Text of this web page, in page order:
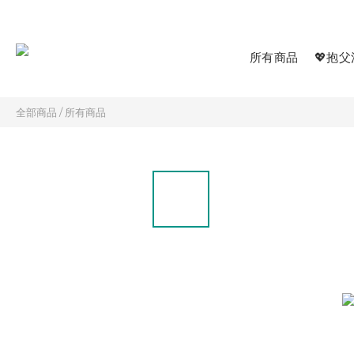
所有商品 💖抱
全部商品 /所有商品